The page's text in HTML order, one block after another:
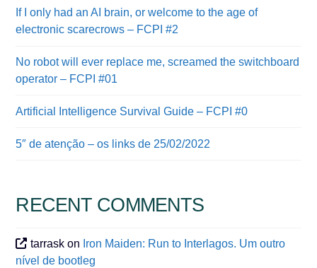
If I only had an AI brain, or welcome to the age of
electronic scarecrows – FCPI #2
No robot will ever replace me, screamed the switchboard
operator – FCPI #01
Artificial Intelligence Survival Guide – FCPI #0
5″ de atenção – os links de 25/02/2022
RECENT COMMENTS
tarrask on Iron Maiden: Run to Interlagos. Um outro
nível de bootleg